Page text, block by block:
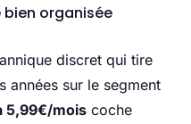
bien organisée
discret qui tire
années sur le segment
5,99€/mois coche